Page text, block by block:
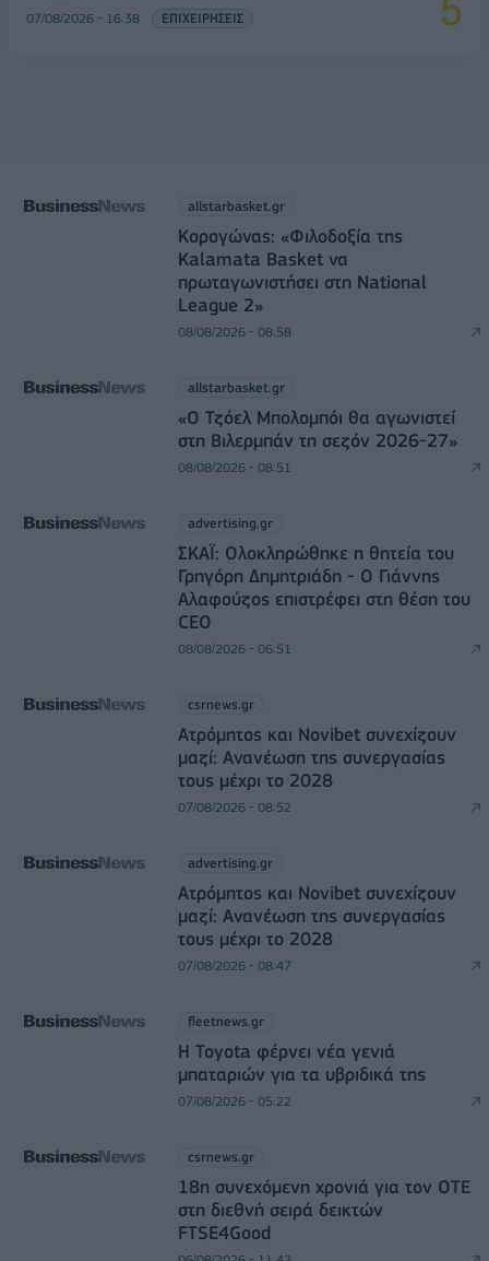
07/08/2026 - 16:38 ΕΠΙΧΕΙΡΗΣΕΙΣ
allstarbasket.gr
Κορογώνας: «Φιλοδοξία της
Kalamata Basket να
πρωταγωνιστήσει στη National
League 2»
08/08/2026 - 08:58
allstarbasket.gr
«Ο Τζόελ Μπολομπόι θα αγωνιστεί
στη Βιλερμπάν τη σεζόν 2026-27»
08/08/2026 - 08:51
advertising.gr
ΣΚΑΪ: Ολοκληρώθηκε η θητεία του
Γρηγόρη Δημητριάδη - Ο Γιάννης
Αλαφούζος επιστρέφει στη θέση του
CEO
08/08/2026 - 06:51
csrnews.gr
Ατρόμητος και Novibet συνεχίζουν
μαζί: Ανανέωση της συνεργασίας
τους μέχρι το 2028
07/08/2026 - 08:52
advertising.gr
Ατρόμητος και Novibet συνεχίζουν
μαζί: Ανανέωση της συνεργασίας
τους μέχρι το 2028
07/08/2026 - 08:47
fleetnews.gr
Η Toyota φέρνει νέα γενιά
μπαταριών για τα υβριδικά της
07/08/2026 - 05:22
csrnews.gr
18η συνεχόμενη χρονιά για τον ΟΤΕ
στη διεθνή σειρά δεικτών
FTSE4Good